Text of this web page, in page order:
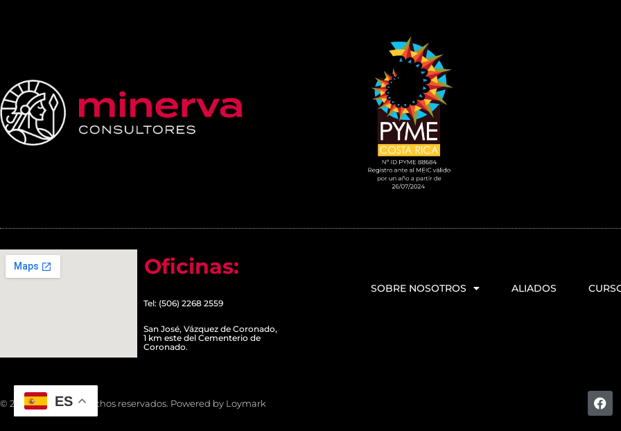
Oficinas:
Tel: (506) 2268 2559
San José, Vázquez de Coronado,
1 km este del Cementerio de
Coronado.
SOBRE NOSOTROS ALIADOS
© 2022 Todos los derechos reservados. Powered by Loymark
ES